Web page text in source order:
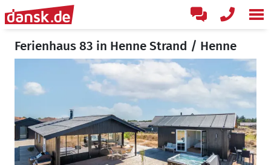
Ferienhaus 83 in Henne Strand / Henne